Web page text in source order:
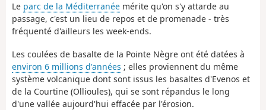
Le parc de la Méditerranée mérite qu'on s'y attarde au
passage, c'est un lieu de repos et de promenade - très
fréquenté d'ailleurs les week-ends.
Les coulées de basalte de la Pointe Nègre ont été datées à
environ 6 millions d'années ; elles proviennent du même
système volcanique dont sont issus les basaltes d'Evenos et
de la Courtine (Ollioules), qui se sont répandus le long
d'une vallée aujourd'hui effacée par l'érosion.